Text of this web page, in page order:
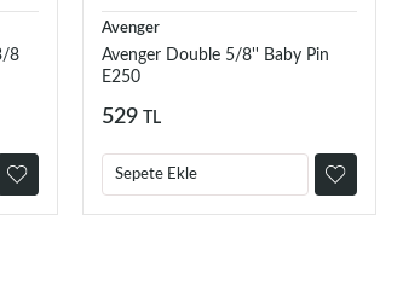
8
Avenger
Avenger Double 5/8'' Baby Pin
E250
529 TL
Sepete Ekle